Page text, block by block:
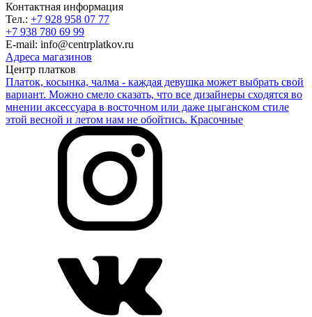
Контактная информация
Тел.: +7 928 958 07 77
+7 938 780 69 99
E-mail: info@centrplatkov.ru
Адреса магазинов
Центр платков
Платок, косынка, чалма - каждая девушка может выбрать свой
вариант. Можно смело сказать, что все дизайнеры сходятся во
мнении аксессуара в восточном или даже цыганском стиле
этой весной и летом нам не обойтись. Красочные